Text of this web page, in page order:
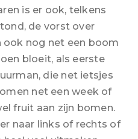
is er ook, telkens
de vorst over
ook nog net een boom
bloeit, als eerste
die net ietsjes
net een week of
fruit aan zijn bomen.
naar links of rechts of